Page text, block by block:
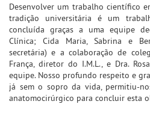
Desenvolver um trabalho científico
tradição universitária é um
concluída graças a uma equipe
Clínica; Cida Maria, Sabrina e
secretária) e a colaboração de
França, diretor do I.M.L., e Dra.
equipe. Nosso profundo respeito e
já sem o sopro da vida, permitiu-
anatomocirúrgico para concluir esta